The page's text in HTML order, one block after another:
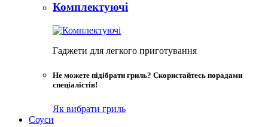
Комплектуючі
Гаджети для легкого приготування
Не можете підібрати гриль? Скористайтесь порадами
спеціалістів!
Як вибрати гриль
Соуси